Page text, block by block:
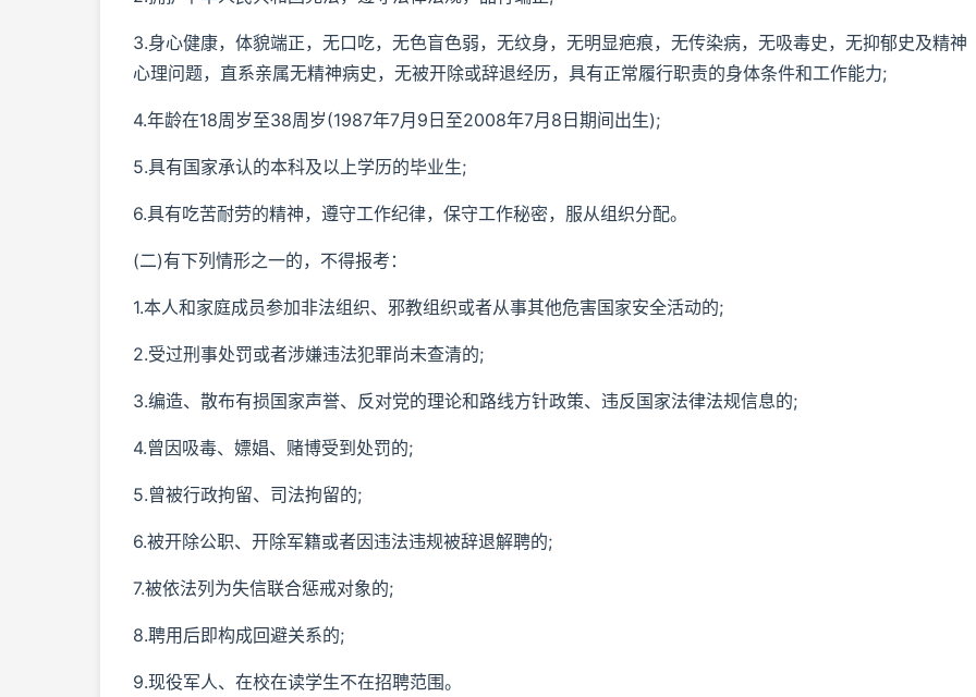
3.身心健康，体貌端正，无口吃，无色盲色弱，无纹身，无明显疤痕，无传染病，无吸毒史，无抑郁史及精神
心理问题，直系亲属无精神病史，无被开除或辞退经历，具有正常履行职责的身体条件和工作能力;
4.年龄在18周岁至38周岁(1987年7月9日至2008年7月8日期间出生);
5.具有国家承认的本科及以上学历的毕业生;
6.具有吃苦耐劳的精神，遵守工作纪律，保守工作秘密，服从组织分配。
(二)有下列情形之一的，不得报考：
1.本人和家庭成员参加非法组织、邪教组织或者从事其他危害国家安全活动的;
2.受过刑事处罚或者涉嫌违法犯罪尚未查清的;
3.编造、散布有损国家声誉、反对党的理论和路线方针政策、违反国家法律法规信息的;
4.曾因吸毒、嫖娼、赌博受到处罚的;
5.曾被行政拘留、司法拘留的;
6.被开除公职、开除军籍或者因违法违规被辞退解聘的;
7.被依法列为失信联合惩戒对象的;
8.聘用后即构成回避关系的;
9.现役军人、在校在读学生不在招聘范围。